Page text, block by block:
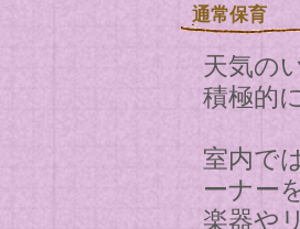
通常保育
天気の
積極的
室内で
ーナー
楽器や